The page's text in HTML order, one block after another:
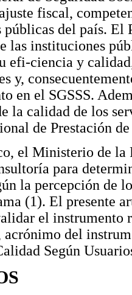
fiscal,
del país. El
las instituciones
efi-ciencia y
y,
en el SGSSS.
la calidad de los
de Prestación
el Ministerio de
para
la percepción de
(1). El presente
el instrumento
acrónimo del
Según